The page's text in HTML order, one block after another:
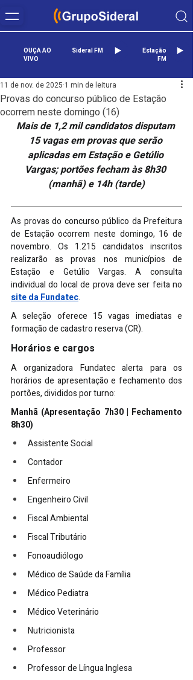
OUÇA AO
VIVO
Sideral FM
Estação
FM
Provas do concurso público de Estação
ocorrem neste domingo (16)
11 de nov. de 2025 1 min de leitura
Mais de 1,2 mil candidatos disputam
15 vagas em provas que serão
aplicadas em Estação e Getúlio
Vargas; portões fecham às 8h30
(manhã) e 14h (tarde)
As provas do concurso público da Prefeitura
de Estação ocorrem neste domingo, 16 de
novembro. Os 1.215 candidatos inscritos
realizarão as provas nos municípios de
Estação e Getúlio Vargas. A consulta
site da Fundatec.
A seleção oferece 15 vagas imediatas e
formação de cadastro reserva (CR).
Horários e cargos
A organizadora Fundatec alerta para os
horários de apresentação e fechamento dos
portões, divididos por turno:
Manhã (Apresentação 7h30 | Fechamento
8h30)
Assistente Social
Contador
Enfermeiro
Engenheiro Civil
Fiscal Ambiental
Fiscal Tributário
Fonoaudiólogo
Médico de Saúde da Família
Médico Pediatra
Médico Veterinário
Nutricionista
Professor
Professor de Língua Inglesa